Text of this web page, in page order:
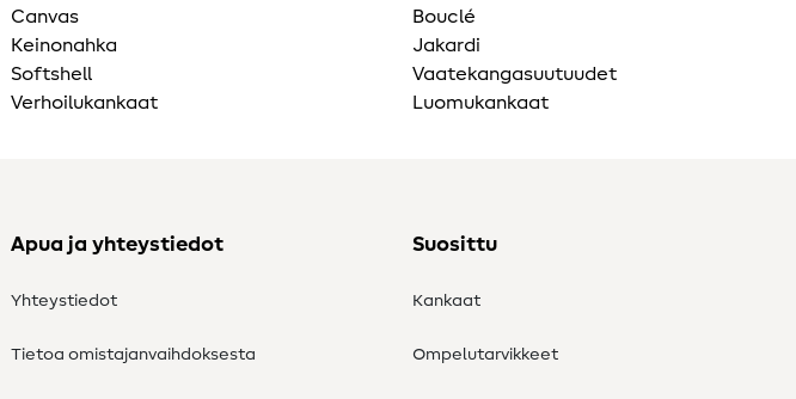
Canvas
Keinonahka
Softshell
Verhoilukankaat
Bouclé
Jakardi
Vaatekangasuutuudet
Luomukankaat
Apua ja yhteystiedot
Yhteystiedot
Tietoa omistajanvaihdoksesta
Suosittu
Kankaat
Ompelutarvikkeet